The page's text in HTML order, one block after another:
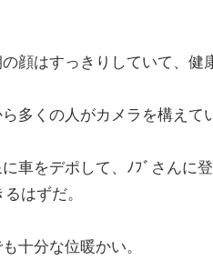
顔はすっきりしていて、健
多くの人がカメラを構えて
車をデポして、ﾉﾌﾞさんに登
はずだ。
十分な位暖かい。